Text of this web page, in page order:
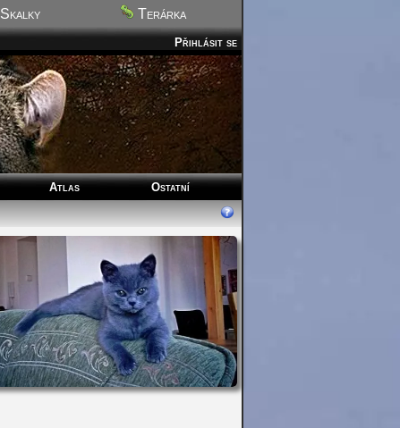
Skalky Terárka
Přihlásit se
Atlas
Ostatní